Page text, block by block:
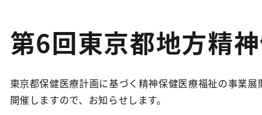
第6回東京都地方精
東京都保健医療計画に基づく精神保健医療福祉の事業
開催しますので、お知らせします。